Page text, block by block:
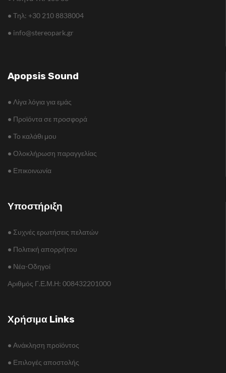
• Τηλ: +30 210 8838004
• info@stereopark.gr
Apopsis Sound
• Λίγα λόγια για εμάς
• Προϊόντα σε προσφορά
• Το καλάθι μου
• Ολοκλήρωση παραγγελίας
• Επικοινωνία
Υποστήριξη
• Συχνές ερωτήσεις πελατών
• Πολιτική απορρήτου
• Νέα-Οδηγοί
Αριθμός Γ.Ε.Μ.Η: 008432201000
Χρήσιμα Links
• Ανάκληση προϊόντος
• Επιλογές αποστολής